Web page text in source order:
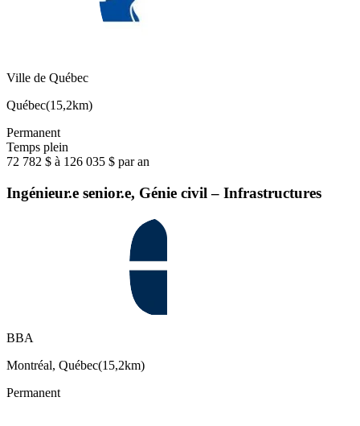
Ville de Québec
Québec(15,2km)
Permanent
Temps plein
72 782 $ à 126 035 $ par an
Ingénieur.e senior.e, Génie civil – Infrastructures
BBA
Montréal, Québec(15,2km)
Permanent